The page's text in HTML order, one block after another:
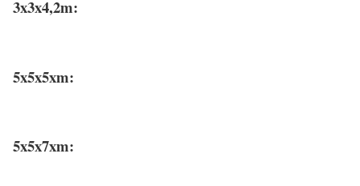
3x3x4,2m:
5x5x5xm:
5x5x7xm: